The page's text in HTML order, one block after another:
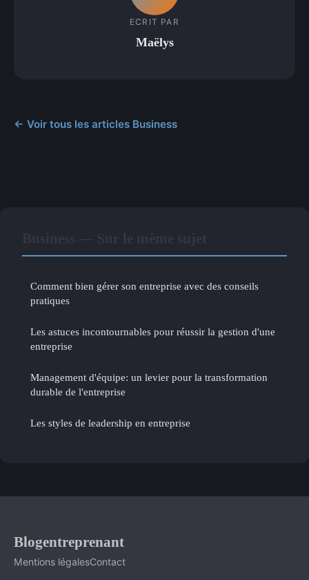
ECRIT PAR
Maëlys
← Voir tous les articles Business
Comment bien gérer son entreprise avec des conseils
pratiques
Les astuces incontournables pour réussir la gestion d'une
entreprise
Management d'équipe: un levier pour la transformation
durable de l'entreprise
Les styles de leadership en entreprise
Blogentreprenant
Mentions légalesContact